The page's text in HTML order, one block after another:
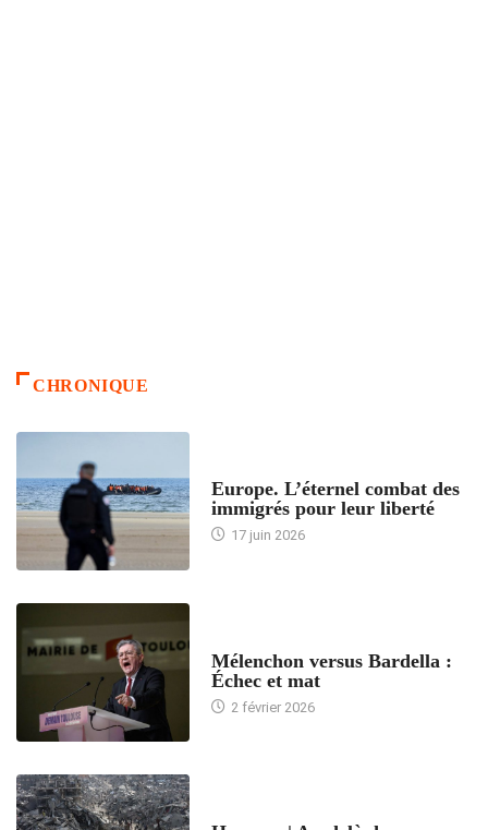
CHRONIQUE
Europe. L’éternel combat des
immigrés pour leur liberté
17 juin 2026
Mélenchon versus Bardella :
Échec et mat
2 février 2026